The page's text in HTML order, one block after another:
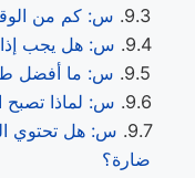
س: كم من
س: هل يجب
س: ما أفضل
س: لماذا
س: هل تحتوي
ضارة؟